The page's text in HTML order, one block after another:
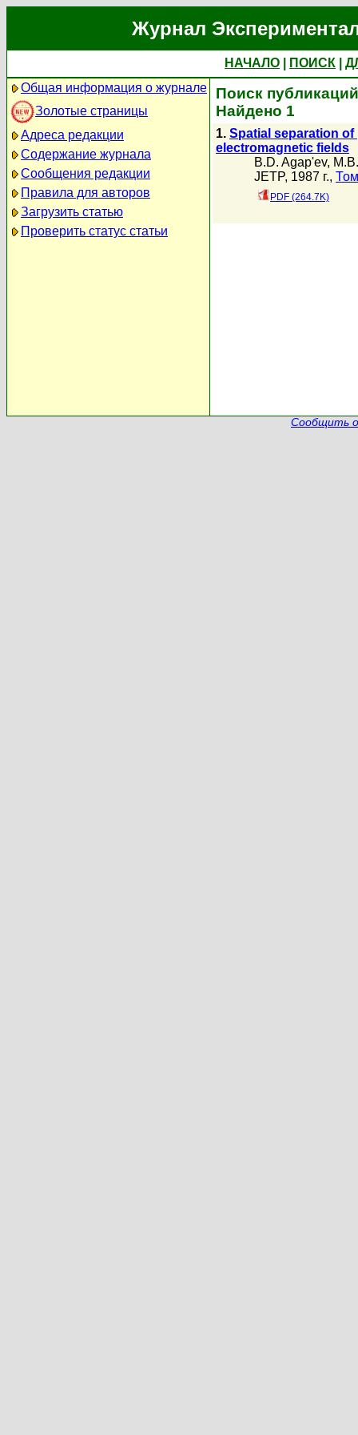
Журнал
НАЧАЛО ПОИСК
Общая информация о журнале
Золотые страницы
Адреса редакции
Содержание журнала
Сообщения редакции
Правила для авторов
Загрузить статью
Проверить статус статьи
Поиск
Найдено 1
1. Spatial separation
electromagnetic fields
B.D. Agap'ev,
JETP, 1987 г.,
PDF (264.7K)
Сообщить о